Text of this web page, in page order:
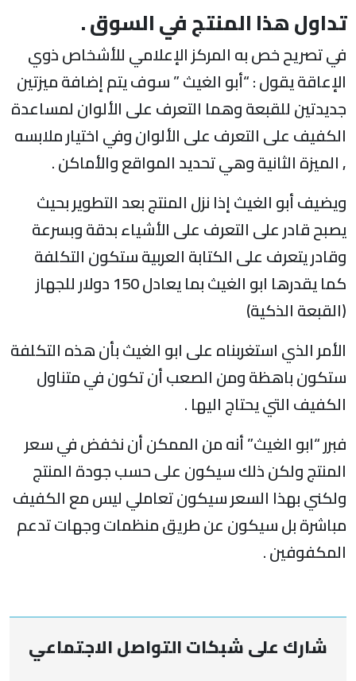
تداول هذا المنتج في السوق .
في تصريح خص به المركز الإعلامي للأشخاص ذوي
الإعاقة يقول : “أبو الغيث ” سوف يتم إضافة ميزتين
جديدتين للقبعة وهما التعرف على الألوان لمساعدة
الكفيف على التعرف على الألوان وفي اختيار ملابسه
, الميزة الثانية وهي تحديد المواقع والأماكن .
ويضيف أبو الغيث إذا نزل المنتج بعد التطوير بحيث
يصبح قادر على التعرف على الأشياء بدقة وبسرعة
وقادر يتعرف على الكتابة العربية ستكون التكلفة
كما يقدرها ابو الغيث بما يعادل 150 دولار للجهاز
(القبعة الذكية)
الأمر الذي استغربناه على ابو الغيث بأن هذه التكلفة
ستكون باهظة ومن الصعب أن تكون في متناول
الكفيف التي يحتاج اليها .
فبرر “ابو الغيث” أنه من الممكن أن نخفض في سعر
المنتج ولكن ذلك سيكون على حسب جودة المنتج
ولكني بهذا السعر سيكون تعاملي ليس مع الكفيف
مباشرة بل سيكون عن طريق منظمات وجهات تدعم
المكفوفين .
شارك على شبكات التواصل الاجتماعي